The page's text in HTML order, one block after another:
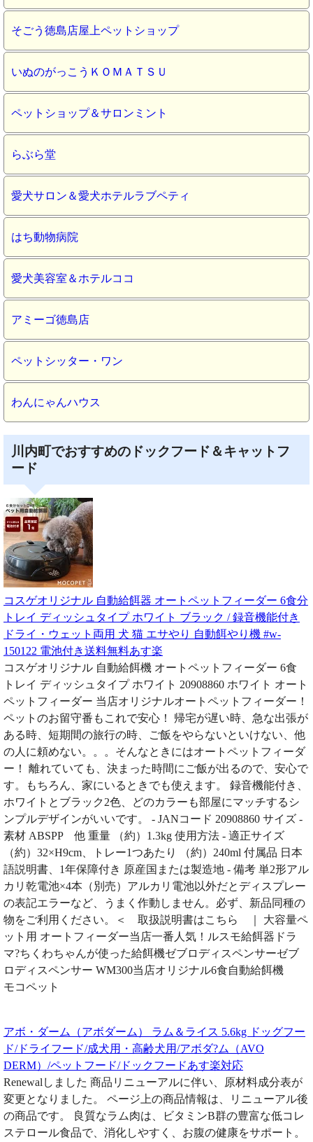
そごう徳島店屋上ペットショップ
いぬのがっこうＫＯＭＡＴＳＵ
ペットショップ＆サロンミント
らぶら堂
愛犬サロン＆愛犬ホテルラブペティ
はち動物病院
愛犬美容室＆ホテルココ
アミーゴ徳島店
ペットシッター・ワン
わんにゃんハウス
川内町でおすすめのドックフード＆キャットフ
ード
コスゲオリジナル 自動給餌器 オートペットフィーダー 6食分
トレイ ディッシュタイプ ホワイト ブラック / 録音機能付き
ドライ・ウェット両用 犬 猫 エサやり 自動餌やり機 #w-
150122 電池付き送料無料あす楽
コスゲオリジナル 自動給餌機 オートペットフィーダー 6食
トレイ ディッシュタイプ ホワイト 20908860 ホワイト オート
ペットフィーダー 当店オリジナルオートペットフィーダー！
ペットのお留守番もこれで安心！ 帰宅が遅い時、急な出張が
ある時、短期間の旅行の時、ご飯をやらないといけない、他
の人に頼めない。。。そんなときにはオートペットフィーダ
ー！ 離れていても、決まった時間にご飯が出るので、安心で
す。もちろん、家にいるときでも使えます。 録音機能付き、
ホワイトとブラック2色、どのカラーも部屋にマッチするシ
ンプルデザインがいいです。 - JANコード 20908860 サイズ -
素材 ABSPP 他 重量 （約）1.3kg 使用方法 - 適正サイズ
（約）32×H9cm、トレー1つあたり （約）240ml 付属品 日本
語説明書、1年保障付き 原産国または製造地 - 備考 単2形アル
カリ乾電池×4本（別売）アルカリ電池以外だとディスプレー
の表記エラーなど、うまく作動しません。必ず、新品同種の
物をご利用ください。＜ 取扱説明書はこちら ｜ 大容量ペ
ット用 オートフィーダー当店一番人気！ルスモ給餌器ドラ
マ?ちくわちゃんが使った給餌機ゼブロディスペンサーゼブ
ロディスペンサー WM300当店オリジナル6食自動給餌機
モコペット
アボ・ダーム（アボダーム） ラム＆ライス 5.6kg ドッグフー
ド/ドライフード/成犬用・高齢犬用/アボダ?ム（AVO
DERM）/ペットフード/ドックフードあす楽対応
Renewalしました 商品リニューアルに伴い、原材料成分表が
変更となりました。 ページ上の商品情報は、リニューアル後
の商品です。 良質なラム肉は、ビタミンB群の豊富な低コレ
ステロール食品で、消化しやすく、お腹の健康をサポート。